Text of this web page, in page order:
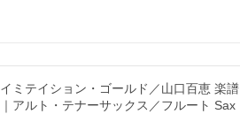
イミテイション・ゴールド／山口百恵 楽譜
｜アルト・テナーサックス／フルート Sax